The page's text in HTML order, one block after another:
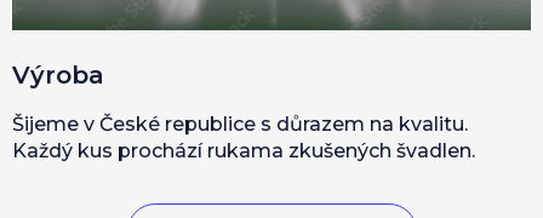
Výroba
Šijeme v České republice s důrazem na kvalitu.
Každý kus prochází rukama zkušených švadlen.